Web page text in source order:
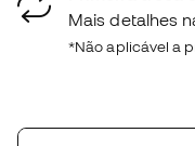
Mais detalhes
*Não aplicável a